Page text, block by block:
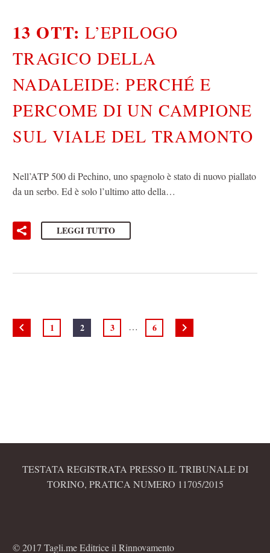
13 OTT:L’EPILOGO
TRAGICO DELLA
NADALEIDE: PERCHÉ E
PERCOME DI UN CAMPIONE
SUL VIALE DEL TRAMONTO
Nell’ATP 500 di Pechino, uno spagnolo è stato di nuovo piallato
da un serbo. Ed è solo l’ultimo atto della…
LEGGI TUTTO
1 2 3 … 6
TESTATA REGISTRATA PRESSO IL TRIBUNALE DI
TORINO, PRATICA NUMERO 11705/2015
© 2017 Tagli.me Editrice il Rinnovamento